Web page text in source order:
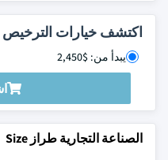
اكتشف خيارات الترخيص
يبدأ من: $2,450
الصناعة التجارية طراز Size